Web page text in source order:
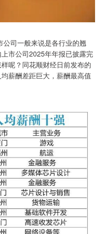
司一般来说是各行业的翘
市公司2025年年报已披露完
呢？同花顺财经日前发布的
薪酬差距巨大，薪酬最高值